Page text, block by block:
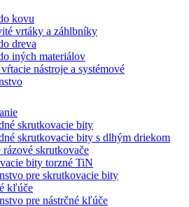
kovu
vrtáky a záhlbníky
dreva
iných materiálov
nástroje a systémové
skrutkovacie bity
skrutkovacie bity s dlhým driekom
skrutkovače
bity torzné TiN
pre skrutkovacie bity
kľúče
pre nástrčné kľúče